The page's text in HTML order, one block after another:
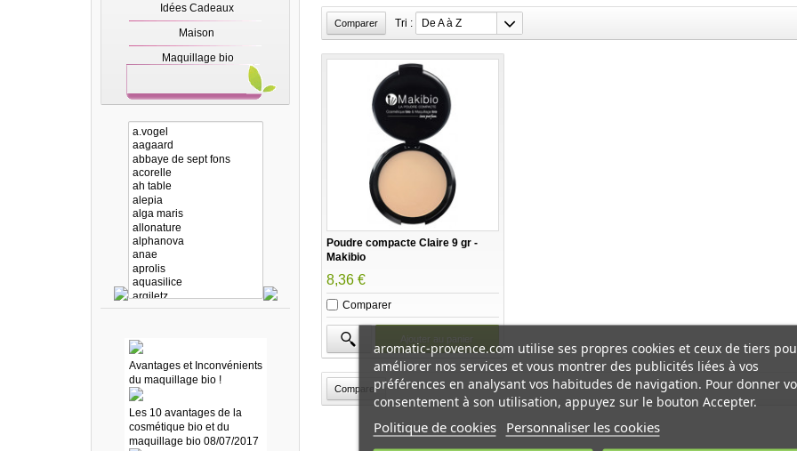
Idées Cadeaux
Maison
Maquillage bio
Avantages et Inconvénients
du maquillage bio !
Les 10 avantages de la
cosmétique bio et du
maquillage bio 08/07/2017
Tri : De A à Z
Poudre compacte Claire 9 gr -
Makibio
8,36 €
Comparer
Ajouter au panier
aromatic-provence.com utilise ses propres cookies et ceux de tiers
améliorer nos services et vous montrer des publicités liées à vos
préférences en analysant vos habitudes de navigation. Pour donner
consentement à son utilisation, appuyez sur le bouton Accepter.
Politique de cookies Personnaliser les cookies